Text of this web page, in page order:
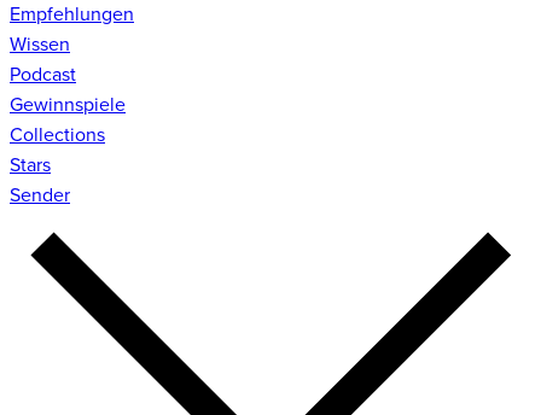
Empfehlungen
Wissen
Podcast
Gewinnspiele
Collections
Stars
Sender